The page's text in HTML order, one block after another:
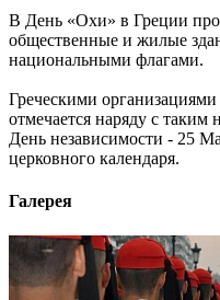
В День «Охи» в Греции
общественные и жилые
национальными флагами.
Греческими
отмечается наряду с
День независимости - 25
церковного календаря.
Галерея